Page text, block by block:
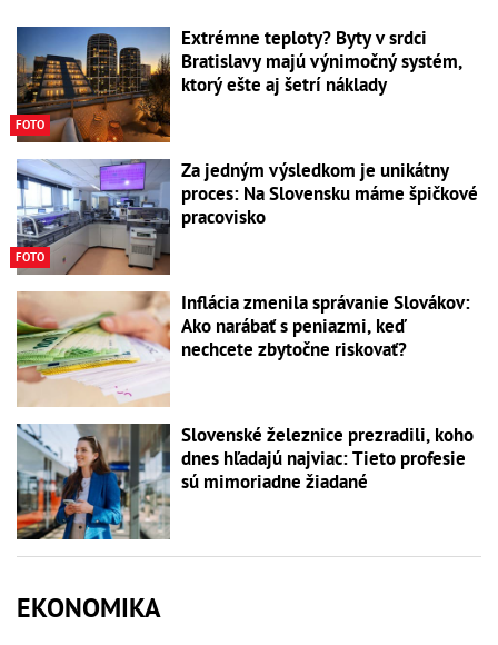
FOTO
Extrémne teploty? Byty v srdci
Bratislavy majú výnimočný systém,
ktorý ešte aj šetrí náklady
FOTO
Za jedným výsledkom je unikátny
proces: Na Slovensku máme špičkové
pracovisko
Inflácia zmenila správanie Slovákov:
Ako narábať s peniazmi, keď
nechcete zbytočne riskovať?
Slovenské železnice prezradili, koho
dnes hľadajú najviac: Tieto profesie
sú mimoriadne žiadané
EKONOMIKA